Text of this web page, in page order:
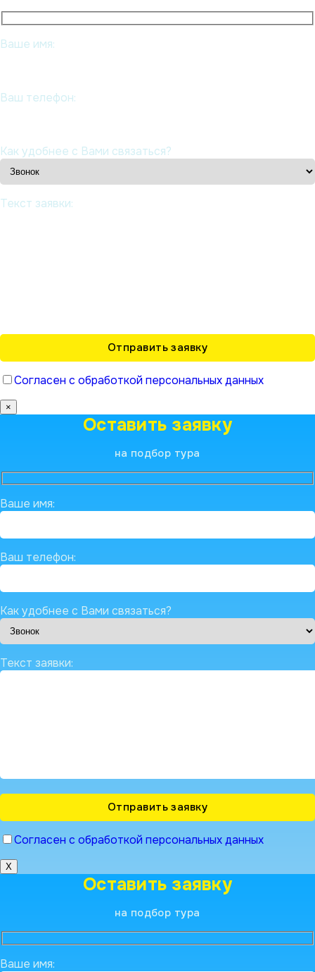
Ваше имя:
Ваш телефон:
Как удобнее с Вами связаться?
Текст заявки:
Согласен с обработкой персональных данных
×
Оставить заявку
на подбор тура
Ваше имя:
Ваш телефон:
Как удобнее с Вами связаться?
Текст заявки:
Согласен с обработкой персональных данных
X
Оставить заявку
на подбор тура
Ваше имя: